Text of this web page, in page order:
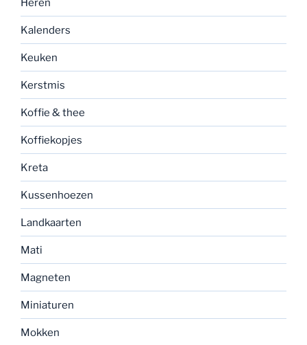
Heren
Kalenders
Keuken
Kerstmis
Koffie & thee
Koffiekopjes
Kreta
Kussenhoezen
Landkaarten
Mati
Magneten
Miniaturen
Mokken